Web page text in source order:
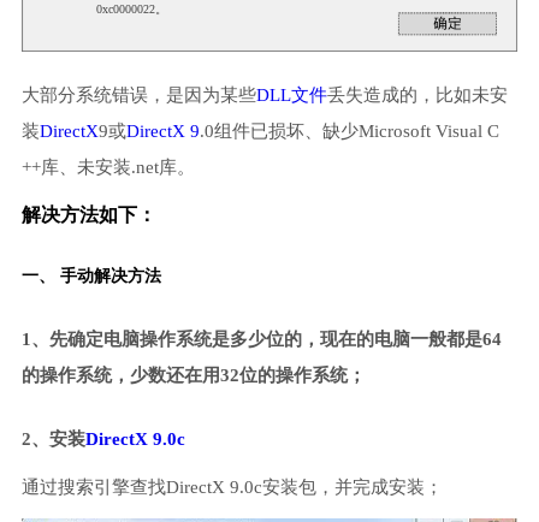
0xc0000022。
大部分系统错误，是因为某些DLL文件丢失造成的，比如未安
装DirectX9或DirectX 9.0组件已损坏、缺少Microsoft Visual C
++库、未安装.net库。
解决方法如下：
一、 手动解决方法
1、先确定电脑操作系统是多少位的，现在的电脑一般都是64
的操作系统，少数还在用32位的操作系统；
2、安装DirectX 9.0c
通过搜索引擎查找DirectX 9.0c安装包，并完成安装；